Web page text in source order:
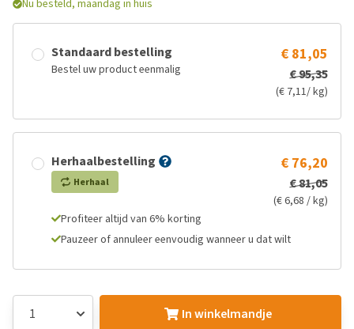
Nu besteld, maandag in huis
Standaard bestelling
Bestel uw product eenmalig
€ 81,05
€ 95,35
(€ 7,11/ kg)
Herhaalbestelling
Herhaal
€ 76,20
€ 81,05
(€ 6,68 / kg)
Profiteer altijd van 6% korting
Pauzeer of annuleer eenvoudig wanneer u dat wilt
In winkelmandje